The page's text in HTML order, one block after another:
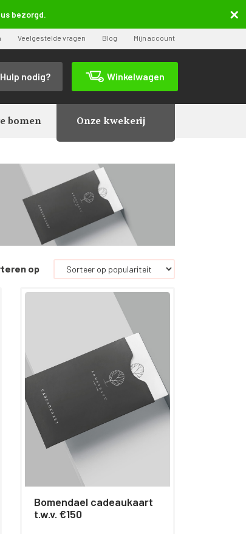
bezorgd.
Hulp nodig? Winkelwagen
bomen Onze kwekerij
Veelgestelde vragen Blog Mijn account
op
Bomendael cadeaukaart
t.w.v. €150